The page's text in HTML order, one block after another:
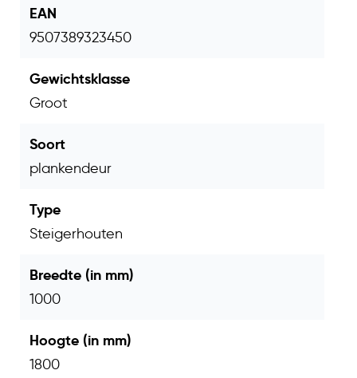
montage in beide draairichtingen.
Technische specificaties
Afmetingen b x
breedte
Houtsoort
Afwerking
Bevestiging
EAN
9507389323450
Gewichtsklasse
Groot
Soort
plankendeur
Type
Steigerhouten
Breedte (in mm)
1000
Hoogte (in mm)
1800